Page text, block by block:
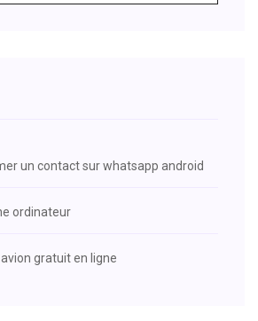
un contact sur whatsapp android
ordinateur
gratuit en ligne